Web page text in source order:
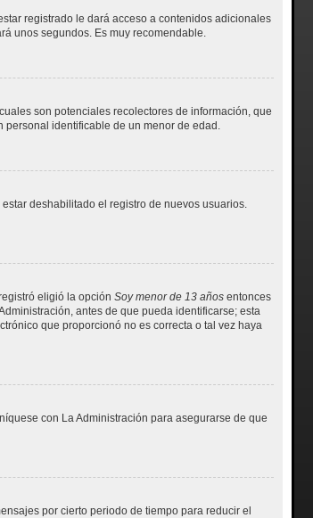
registrado le dará acceso a contenidos adicionales
unos segundos. Es muy recomendable.
son potenciales recolectores de información, que
personal identificable de un menor de edad.
deshabilitado el registro de nuevos usuarios.
eligió la opción Soy menor de 13 añosentonces
antes de que pueda identificarse; esta
que proporcionó no es correcta o tal vez haya
con La Administración para asegurarse de que
por cierto periodo de tiempo para reducir el